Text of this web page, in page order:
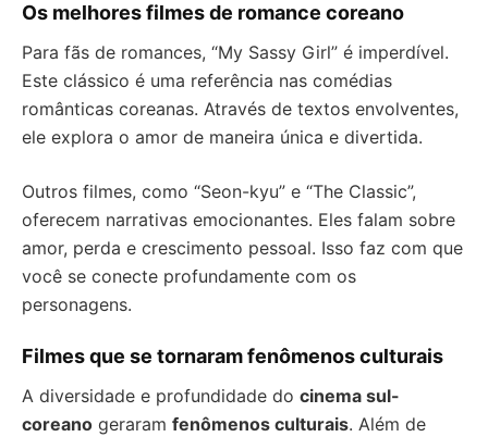
Os melhores filmes de romance coreano
Para fãs de romances, “My Sassy Girl” é imperdível.
Este clássico é uma referência nas comédias
românticas coreanas. Através de textos envolventes,
ele explora o amor de maneira única e divertida.
Outros filmes, como “Seon-kyu” e “The Classic”,
oferecem narrativas emocionantes. Eles falam sobre
amor, perda e crescimento pessoal. Isso faz com que
você se conecte profundamente com os
personagens.
Filmes que se tornaram fenômenos culturais
A diversidade e profundidade do cinema sul-
coreano geraram fenômenos culturais. Além de